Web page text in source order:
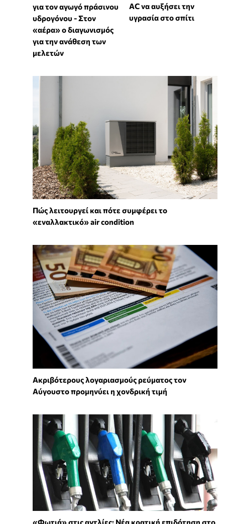
για τον αγωγό πράσινου
υδρογόνου - Στον
«αέρα» ο διαγωνισμός
για την ανάθεση των
μελετών
AC να αυξήσει την
υγρασία στο σπίτι
Πώς λειτουργεί και πότε συμφέρει το
«εναλλακτικό» air condition
Ακριβότερους λογαριασμούς ρεύματος τον
Αύγουστο προμηνύει η χονδρική τιμή
«Φωτιά» στις αντλίες: Νέα κρατική επιδότηση στο